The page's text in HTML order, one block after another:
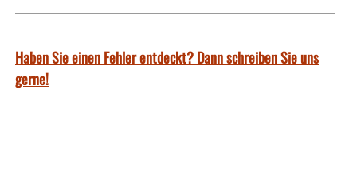
Haben Sie einen Fehler entdeckt? Dann schreiben Sie uns
gerne!